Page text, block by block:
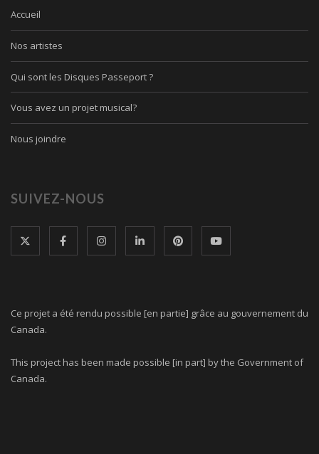
Accueil
Nos artistes
Qui sont les Disques Passeport ?
Vous avez un projet musical?
Nous joindre
SUIVEZ-NOUS
Ce projet a été rendu possible [en partie] grâce au gouvernement du
Canada.
This project has been made possible [in part] by the Government of
Canada.